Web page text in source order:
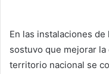
En las instalaciones de
sostuvo que mejorar
territorio nacional se